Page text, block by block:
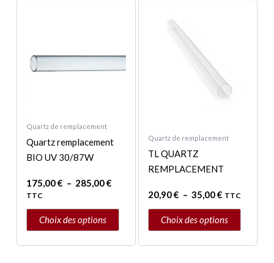
Quartz de remplacement
Quartz remplacement
BIO UV 30/87W
175,00€ – 285,00€
Plage
TTC
Choix des options
variations.
être
choisies
sur
produit
Quartz de remplacement
TL QUARTZ
REMPLACEMENT
20,90€ – 35,00€ TTC
Choix des options
produit
choisies
sur
la
page
produit